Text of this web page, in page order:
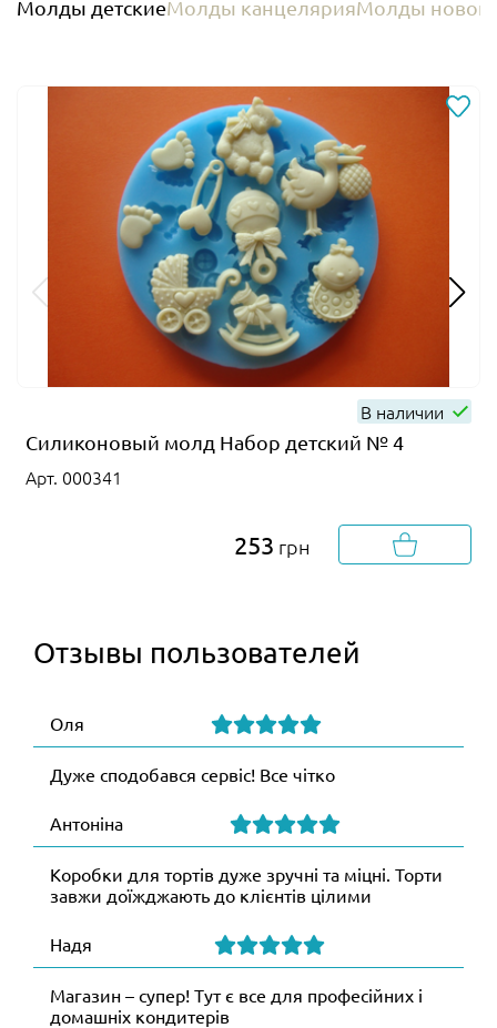
Молды детскиеМолды канцелярияМолды
В наличии
Силиконовый молд Набор детский № 4
Арт. 000341
253 грн
Отзывы пользователей
Оля
Дуже сподобався сервіс! Все чітко
Антоніна
Коробки для тортів дуже зручні та міцні. Торти
завжи доїжджають до клієнтів цілими
Надя
Магазин – супер! Тут є все для професійних і
домашніх кондитерів